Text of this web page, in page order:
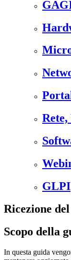
Rete,
GLPI
Ricezione
Scopo della
In questa guida